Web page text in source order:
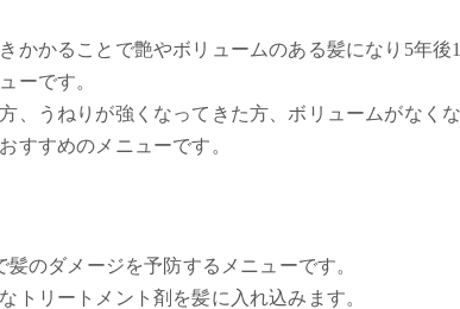
かかることで艶やボリュームのある髪になり5年後
ーです。
、うねりが強くなってきた方、ボリュームがなく
すすめのメニューです。
のダメージを予防するメニューです。
トリートメント剤を髪に入れ込みます。